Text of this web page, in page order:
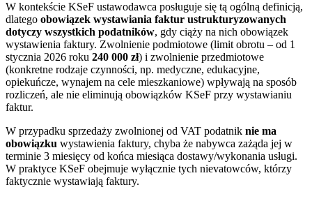
W kontekście KSeF ustawodawca posługuje się tą ogólną definicją,
dlatego obowiązek wystawiania faktur ustrukturyzowanych
dotyczy wszystkich podatników, gdy ciąży na nich obowiązek
wystawienia faktury. Zwolnienie podmiotowe (limit obrotu – od 1
stycznia 2026 roku 240 000 zł) i zwolnienie przedmiotowe
(konkretne rodzaje czynności, np. medyczne, edukacyjne,
opiekuńcze, wynajem na cele mieszkaniowe) wpływają na sposób
rozliczeń, ale nie eliminują obowiązków KSeF przy wystawianiu
faktur.
W przypadku sprzedaży zwolnionej od VAT podatnik nie ma
obowiązku wystawienia faktury, chyba że nabywca zażąda jej w
terminie 3 miesięcy od końca miesiąca dostawy/wykonania usługi.
W praktyce KSeF obejmuje wyłącznie tych nievatowców, którzy
faktycznie wystawiają faktury.